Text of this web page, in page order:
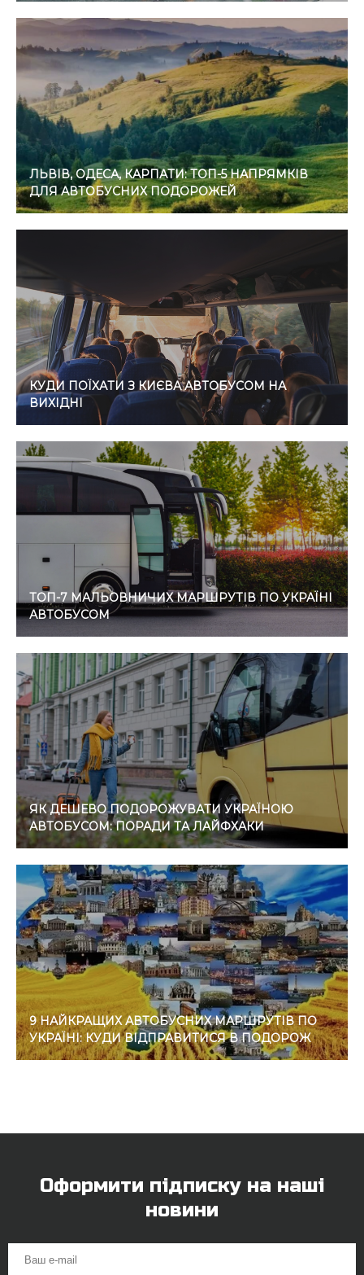
ЛЬВІВ, ОДЕСА, КАРПАТИ: ТОП-5 НАПРЯМКІВ
ДЛЯ АВТОБУСНИХ ПОДОРОЖЕЙ
КУДИ ПОЇХАТИ З КИЄВА АВТОБУСОМ НА
ВИХІДНІ
ТОП-7 МАЛЬОВНИЧИХ МАРШРУТІВ ПО УКРАЇНІ
АВТОБУСОМ
ЯК ДЕШЕВО ПОДОРОЖУВАТИ УКРАЇНОЮ
АВТОБУСОМ: ПОРАДИ ТА ЛАЙФХАКИ
9 НАЙКРАЩИХ АВТОБУСНИХ МАРШРУТІВ ПО
УКРАЇНІ: КУДИ ВІДПРАВИТИСЯ В ПОДОРОЖ
Оформити підписку на наші
новини